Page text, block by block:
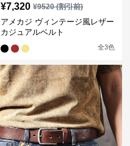
¥7,320 ¥9520(割引前)
アメカジ ヴィンテージ風レザー
カジュアルベルト
全3色